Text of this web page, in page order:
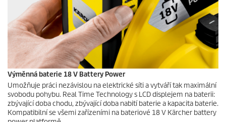
Výměnná baterie 18 V Battery Power
Umožňuje práci nezávislou na elektrické síti a vytváří tak maximální
svobodu pohybu. Real Time Technology s LCD displejem na baterii:
zbývající doba chodu, zbývající doba nabití baterie a kapacita baterie.
Kompatibilní se všemi zařízeními na bateriové 18 V Kärcher battery